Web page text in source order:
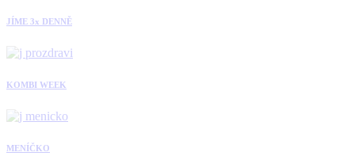
JÍME 3x DENNĚ
KOMBI WEEK
MENÍČKO